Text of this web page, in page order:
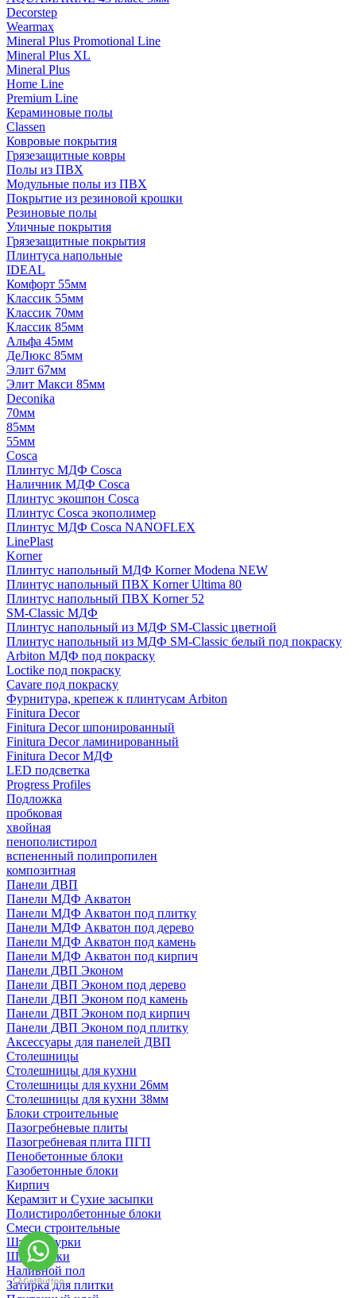
Decorstep
Wearmax
Mineral Plus Promotional Line
Mineral Plus XL
Mineral Plus
Home Line
Premium Line
Кераминовые полы
Classen
Ковровые покрытия
Грязезащитные ковры
Полы из ПВХ
Модульные полы из ПВХ
Покрытие из резиновой крошки
Резиновые полы
Уличные покрытия
Грязезащитные покрытия
Плинтуса напольные
IDEAL
Комфорт 55мм
Классик 55мм
Классик 70мм
Классик 85мм
Альфа 45мм
ДеЛюкс 85мм
Элит 67мм
Элит Макси 85мм
Deconika
70мм
85мм
55мм
Cosca
Плинтус МДФ Cosca
Наличник МДФ Cosca
Плинтус экошпон Cosca
Плинтус Cosca экополимер
Плинтус МДФ Cosca NANOFLEX
LinePlast
Korner
Плинтус напольный МДФ Korner Modena NEW
Плинтус напольный ПВХ Korner Ultima 80
Плинтус напольный ПВХ Korner 52
SM-Classic МДФ
Плинтус напольный из МДФ SM-Classic цветной
Плинтус напольный из МДФ SM-Classic белый под покраску
Arbiton МДФ под покраску
Loctike под покраску
Cavare под покраску
Фурнитура, крепеж к плинтусам Arbiton
Finitura Decor
Finitura Decor шпонированный
Finitura Decor ламинированный
Finitura Decor МДФ
LED подсветка
Progress Profiles
Подложка
пробковая
хвойная
пенополистирол
вспененный полипропилен
композитная
Панели ДВП
Панели МДФ Акватон
Панели МДФ Акватон под плитку
Панели МДФ Акватон под дерево
Панели МДФ Акватон под камень
Панели МДФ Акватон под кирпич
Панели ДВП Эконом
Панели ДВП Эконом под дерево
Панели ДВП Эконом под камень
Панели ДВП Эконом под кирпич
Панели ДВП Эконом под плитку
Аксессуары для панелей ДВП
Столешницы
Столешницы для кухни
Столешницы для кухни 26мм
Столешницы для кухни 38мм
Блоки строительные
Пазогребневые плиты
Пазогребневая плита ПГП
Пенобетонные блоки
Газобетонные блоки
Кирпич
Керамзит и Сухие засыпки
Полистиролбетонные блоки
Смеси строительные
Штукартурки
Шпаклевки
Наливной пол
Затирка для плитки